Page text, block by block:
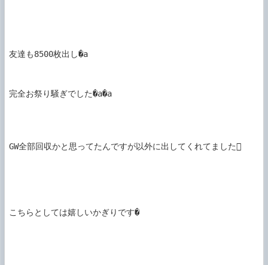
友達も8500枚出し�a
完全お祭り騒ぎでした�a�a
GW全部回収かと思ってたんですが以外に出してくれてました
こちらとしては嬉しいかぎりです�